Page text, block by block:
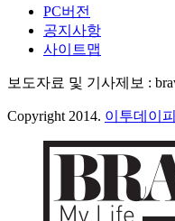
PC버전
공지사항
사이트맵
보도자료 및 기사제보 :
Copyright 2014. 이투데이